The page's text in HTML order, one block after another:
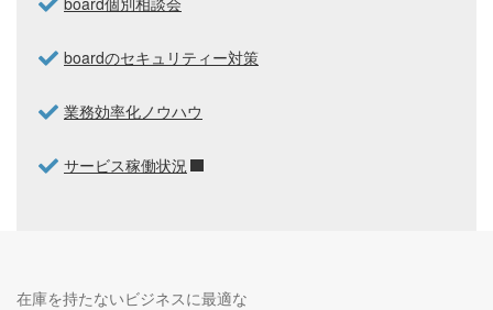
boardのセキュリティー対策
業務効率化ノウハウ
サービス稼働状況
在庫を持たないビジネスに最適な